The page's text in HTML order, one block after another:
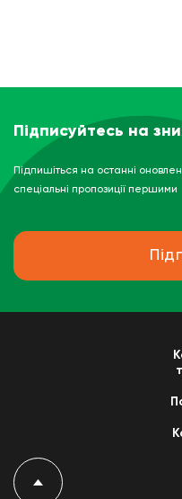
Підписуйтесь на
Підпишіться на останні
спеціальні пропозиції першими